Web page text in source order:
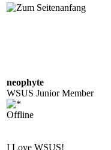
neophyte
WSUS Junior Member
Offline
I Love WSUS!